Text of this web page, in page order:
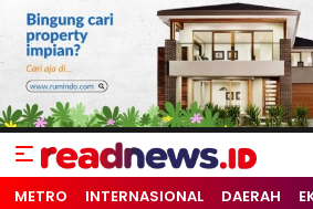
readnews.id
Berita Terkini, Update Terbaru Hari
METRO INTERNASIONAL DAERAH